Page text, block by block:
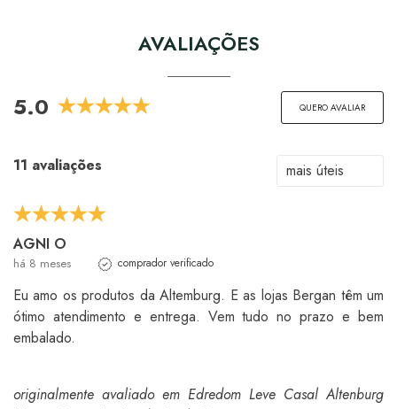
AVALIAÇÕES
5.0 QUERO AVALIAR
11 avaliações
AGNI O
há 8 meses comprador verificado
Eu amo os produtos da Altemburg. E as lojas Bergan têm um
ótimo atendimento e entrega. Vem tudo no prazo e bem
embalado.
originalmente avaliado em Edredom Leve Casal Altenburg